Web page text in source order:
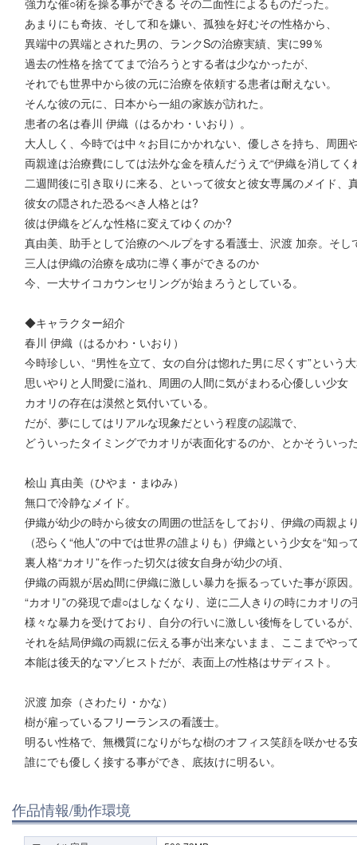
強力な催○術を操る事ができる その二面性によるものだった。
あまりにも奇抜、そして和を嫌い、孤独を好むその性格から、
異端中の異端とされた男の、ランクSの治療実績、実に99％
過去の性格を捨ててまで治ろうとする者は少なかったが、
それでも世界中から彼の元に治療を依頼する患者は耐えない。
そんな彼の元に、日本から一組の家族が訪れた。
患者の名は春川 伊織（はるかわ・いおり）。
大人しく、今時では中々お目にかかれない、優しさを持ち、周囲
両親達は治療費にしては法外な金を積んだうえで“伊織を消して
二週間後に引き取りに来る、といって彼女と彼女専属のメイド、
彼女の隠された恐るべき人格とは?
彼は伊織をどんな性格に変えてゆくのか?
真由美、助手として治療のヘルプをする看護士、沢渡 加奈。そし
三人は伊織の治療を成功に導く事ができるのか
今、一大サイコカウンセリングが始まろうとしている。
◆キャラクター紹介
春川 伊織（はるかわ・いおり）
今時珍しい、“男性を立て、女の自分は惚れた男に尽くす”という
思いやりと人間愛に溢れ、周囲の人間に気がまわる心優しい少女
カオリの存在は漠然と気付いている。
だが、夢にしてはリアルな現象だという程度の認識で、
どういったタイミングでカオリが表面化するのか、とかそういっ
桧山 真由美（ひやま・まゆみ）
無口で冷静なメイド。
伊織が幼少の時から彼女の周囲の世話をしており、伊織の両親よ
（恐らく“他人”の中では世界の誰よりも）伊織という少女を“知っ
裏人格“カオリ”を作った切欠は彼女自身が幼少の頃、
伊織の両親が居ぬ間に伊織に激しい暴力を振るっていた事が原因
“カオリ”の発現で虐○はしなくなり、逆に二人きりの時にカオリの
様々な暴力を受けており、自分の行いに激しい後悔をしているが
それを結局伊織の両親に伝える事が出来ないまま、ここまでやっ
本能は後天的なマゾヒストだが、表面上の性格はサディスト。
沢渡 加奈（さわたり・かな）
樹が雇っているフリーランスの看護士。
明るい性格で、無機質になりがちな樹のオフィス笑顔を咲かせる
誰にでも優しく接する事ができ、底抜けに明るい。
作品情報/動作環境